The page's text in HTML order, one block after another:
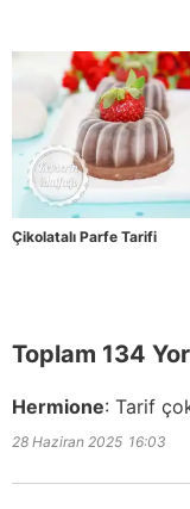
Çikolatalı Parfe Tarifi
Toplam 134
Hermione: Tarif
28 Haziran 2025 16:03